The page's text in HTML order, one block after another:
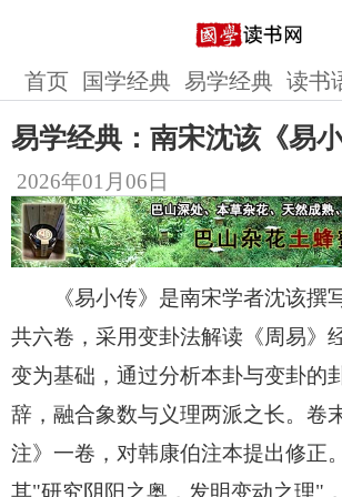
首页 国学经典 易学经典 读书
易学经典：南宋沈该《易小
2026年01月06日
《易小传》是南宋学者沈该撰写
共六卷，采用变卦法解读《周易》
变为基础，通过分析本卦与变卦的
辞，融合象数与义理两派之长。卷
注》一卷，对韩康伯注本提出修正
其"研究阴阳之奥，发明变动之理"